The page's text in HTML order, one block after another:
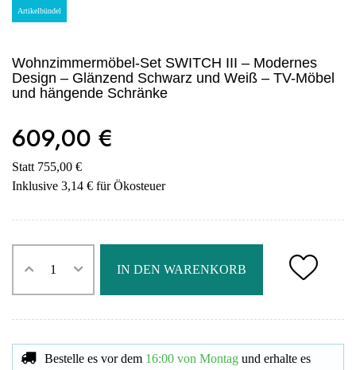
Artikelbündel
Wohnzimmermöbel-Set SWITCH III – Modernes
Design – Glänzend Schwarz und Weiß – TV-Möbel
und hängende Schränke
609,00 €
Statt 755,00 €
Inklusive 3,14 € für Ökosteuer
IN DEN WARENKORB
Bestelle es vor dem 16:00 von Montag und erhalte es